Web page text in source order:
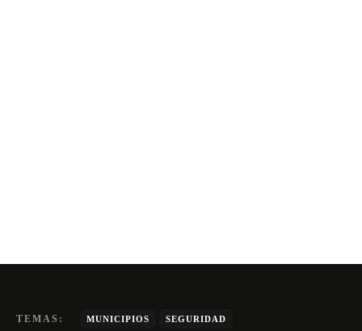
TEMAS: MUNICIPIOS SEGURIDAD